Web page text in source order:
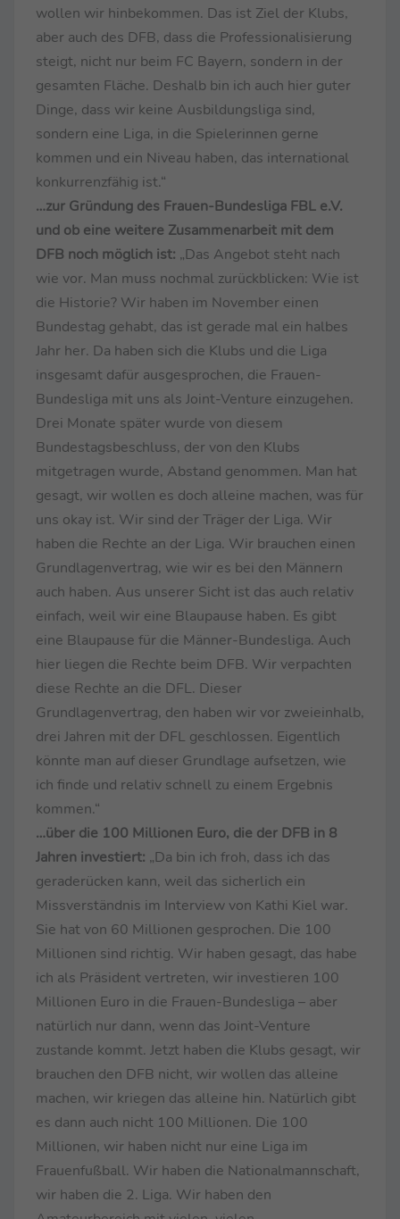
wollen wir hinbekommen. Das ist Ziel der Klubs,
aber auch des DFB, dass die Professionalisierung
steigt, nicht nur beim FC Bayern, sondern in der
gesamten Fläche. Deshalb bin ich auch hier guter
Dinge, dass wir keine Ausbildungsliga sind,
sondern eine Liga, in die Spielerinnen gerne
kommen und ein Niveau haben, das international
konkurrenzfähig ist.“
…zur Gründung des Frauen-Bundesliga FBL e.V.
und ob eine weitere Zusammenarbeit mit dem
DFB noch möglich ist: „Das Angebot steht nach
wie vor. Man muss nochmal zurückblicken: Wie ist
die Historie? Wir haben im November einen
Bundestag gehabt, das ist gerade mal ein halbes
Jahr her. Da haben sich die Klubs und die Liga
insgesamt dafür ausgesprochen, die Frauen-
Bundesliga mit uns als Joint-Venture einzugehen.
Drei Monate später wurde von diesem
Bundestagsbeschluss, der von den Klubs
mitgetragen wurde, Abstand genommen. Man hat
gesagt, wir wollen es doch alleine machen, was für
uns okay ist. Wir sind der Träger der Liga. Wir
haben die Rechte an der Liga. Wir brauchen einen
Grundlagenvertrag, wie wir es bei den Männern
auch haben. Aus unserer Sicht ist das auch relativ
einfach, weil wir eine Blaupause haben. Es gibt
eine Blaupause für die Männer-Bundesliga. Auch
hier liegen die Rechte beim DFB. Wir verpachten
diese Rechte an die DFL. Dieser
Grundlagenvertrag, den haben wir vor zweieinhalb,
drei Jahren mit der DFL geschlossen. Eigentlich
könnte man auf dieser Grundlage aufsetzen, wie
ich finde und relativ schnell zu einem Ergebnis
kommen.“
…über die 100 Millionen Euro, die der DFB in 8
Jahren investiert: „Da bin ich froh, dass ich das
geraderücken kann, weil das sicherlich ein
Missverständnis im Interview von Kathi Kiel war.
Sie hat von 60 Millionen gesprochen. Die 100
Millionen sind richtig. Wir haben gesagt, das habe
ich als Präsident vertreten, wir investieren 100
Millionen Euro in die Frauen-Bundesliga – aber
natürlich nur dann, wenn das Joint-Venture
zustande kommt. Jetzt haben die Klubs gesagt, wir
brauchen den DFB nicht, wir wollen das alleine
machen, wir kriegen das alleine hin. Natürlich gibt
es dann auch nicht 100 Millionen. Die 100
Millionen, wir haben nicht nur eine Liga im
Frauenfußball. Wir haben die Nationalmannschaft,
wir haben die 2. Liga. Wir haben den